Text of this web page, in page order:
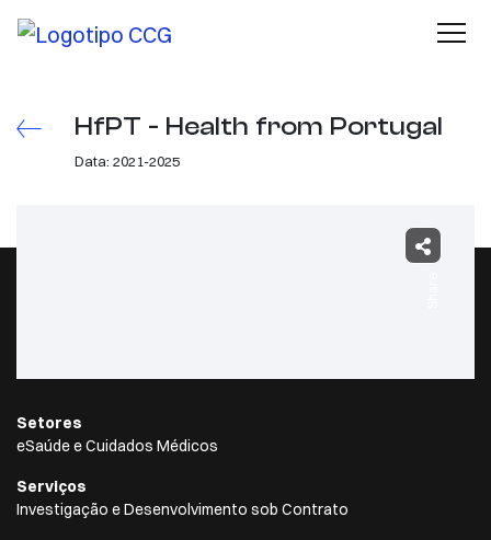
HfPT - Health from Portugal
Data: 2021-2025
Setores
eSaúde e Cuidados Médicos
Serviços
Investigação e Desenvolvimento sob Contrato